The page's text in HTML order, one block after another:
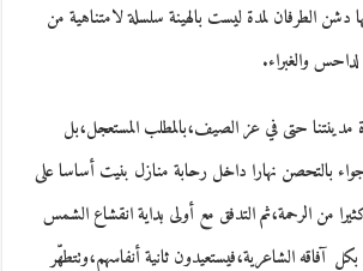
دشن الطرفان لمدة ليست بالهينة سلسلة لامتناهية من
والغبراء.
مدينتنا حتى في عز الصيف،بالمطلب المستعجل،بل
بالتحصن نهارا داخل رحابة منازل بنيت أساسا على
من الرحمة،ثم التدفق مع أولى بداية انقشاع الشمس
آفاقه الشاعرية،فيستعيدون ثانية أنفاسهم،وتتطهّر